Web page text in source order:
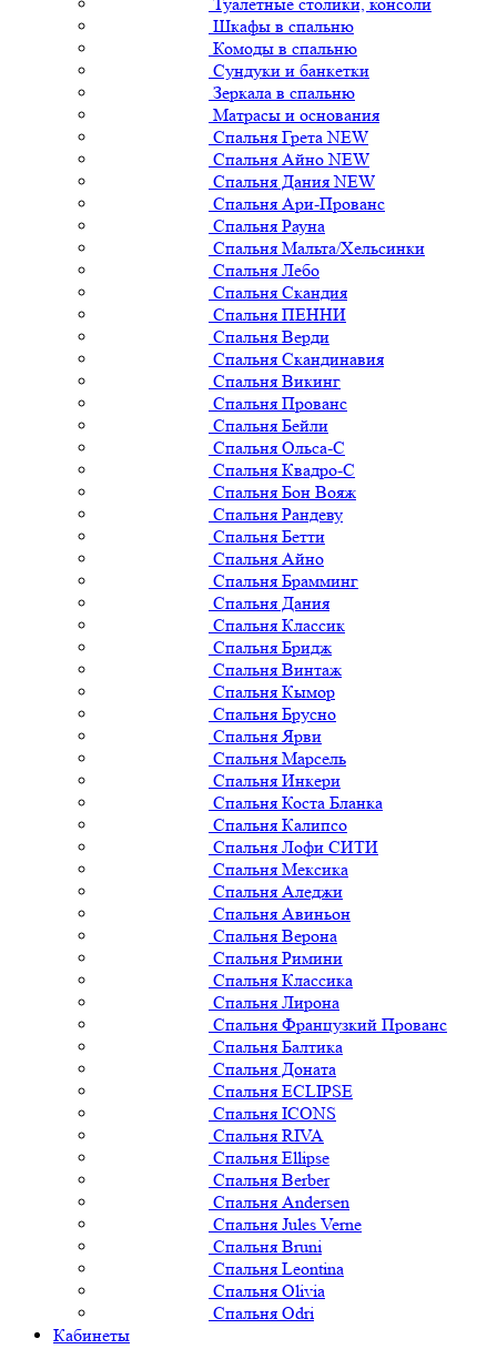
Шкафы в спальню
Комоды в спальню
Сундуки и банкетки
Зеркала в спальню
Матрасы и основания
Спальня Грета NEW
Спальня Айно NEW
Спальня Дания NEW
Спальня Ари-Прованс
Спальня Рауна
Спальня Мальта/Хельсинки
Спальня Лебо
Спальня Скандия
Спальня ПЕННИ
Спальня Верди
Спальня Скандинавия
Спальня Викинг
Спальня Прованс
Спальня Бейли
Спальня Ольса-С
Спальня Квадро-С
Спальня Бон Вояж
Спальня Рандеву
Спальня Бетти
Спальня Айно
Спальня Брамминг
Спальня Дания
Спальня Классик
Спальня Бридж
Спальня Винтаж
Спальня Кымор
Спальня Брусно
Спальня Ярви
Спальня Марсель
Спальня Инкери
Спальня Коста Бланка
Спальня Калипсо
Спальня Лофи СИТИ
Спальня Мексика
Спальня Аледжи
Спальня Авиньон
Спальня Верона
Спальня Римини
Спальня Классика
Спальня Лирона
Спальня Французкий Прованс
Спальня Балтика
Спальня Доната
Спальня ECLIPSE
Спальня ICONS
Спальня RIVA
Спальня Ellipse
Спальня Berber
Спальня Andersen
Спальня Jules Verne
Спальня Bruni
Спальня Leontina
Спальня Olivia
Спальня Odri
Кабинеты